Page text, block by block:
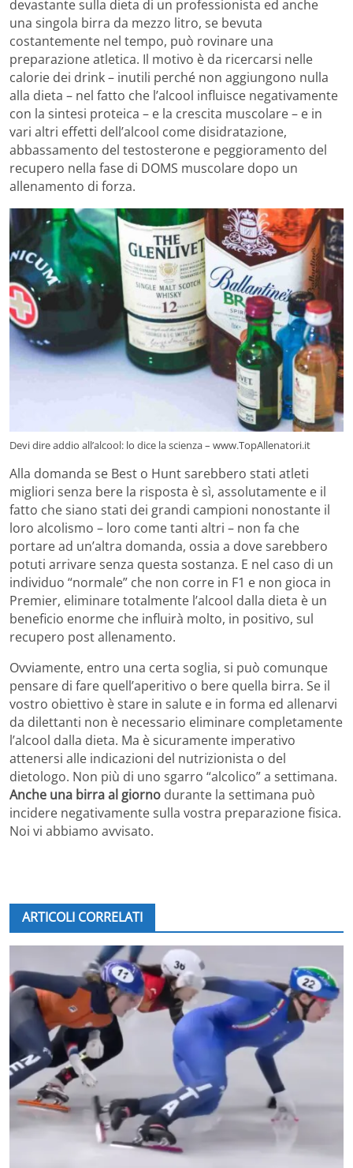
devastante sulla dieta di un professionista ed anche
una singola birra da mezzo litro, se bevuta
costantemente nel tempo, può rovinare una
preparazione atletica. Il motivo è da ricercarsi nelle
calorie dei drink – inutili perché non aggiungono nulla
alla dieta – nel fatto che l’alcool influisce negativamente
con la sintesi proteica – e la crescita muscolare – e in
vari altri effetti dell’alcool come disidratazione,
abbassamento del testosterone e peggioramento del
recupero nella fase di DOMS muscolare dopo un
allenamento di forza.
Devi dire addio all’alcool: lo dice la scienza – www.TopAllenatori.it
Alla domanda se Best o Hunt sarebbero stati atleti
migliori senza bere la risposta è sì, assolutamente e il
fatto che siano stati dei grandi campioni nonostante il
loro alcolismo – loro come tanti altri – non fa che
portare ad un’altra domanda, ossia a dove sarebbero
potuti arrivare senza questa sostanza. E nel caso di un
individuo “normale” che non corre in F1 e non gioca in
Premier, eliminare totalmente l’alcool dalla dieta è un
beneficio enorme che influirà molto, in positivo, sul
recupero post allenamento.
Ovviamente, entro una certa soglia, si può comunque
pensare di fare quell’aperitivo o bere quella birra. Se il
vostro obiettivo è stare in salute e in forma ed allenarvi
da dilettanti non è necessario eliminare completamente
l’alcool dalla dieta. Ma è sicuramente imperativo
attenersi alle indicazioni del nutrizionista o del
dietologo. Non più di uno sgarro “alcolico” a settimana.
Anche una birra al giorno durante la settimana può
incidere negativamente sulla vostra preparazione fisica.
Noi vi abbiamo avvisato.
ARTICOLI CORRELATI